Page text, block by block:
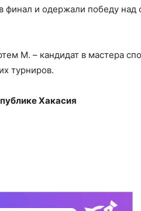
и одержали победу над
М. – кандидат в мастера
турниров.
Хакасия